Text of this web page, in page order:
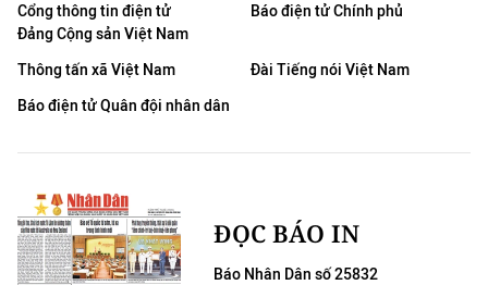
Cổng thông tin điện tử
Đảng Cộng sản Việt Nam
Báo điện tử Chính phủ
Thông tấn xã Việt Nam
Đài Tiếng nói Việt Nam
Báo điện tử Quân đội nhân dân
ĐỌC BÁO IN
Báo Nhân Dân số 25832